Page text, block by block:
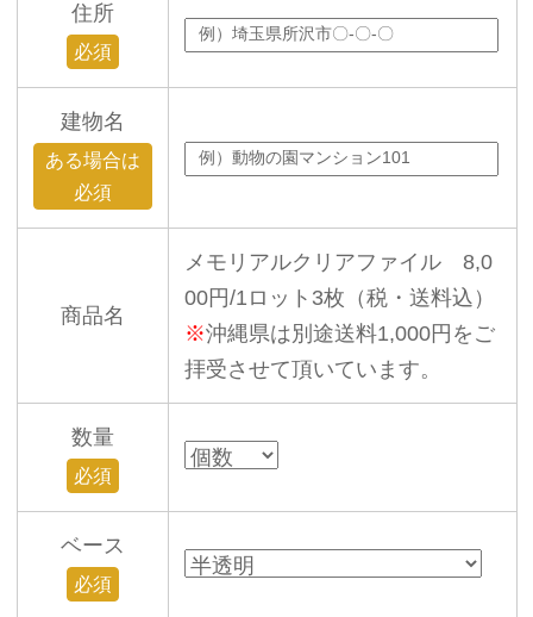
住所
必須
建物名
ある場合は
必須
商品名
メモリアルクリアファイル 8,0
00円/1ロット3枚（税・送料込）
※沖縄県は別途送料1,000円をご
拝受させて頂いています。
数量
必須
ベース
必須